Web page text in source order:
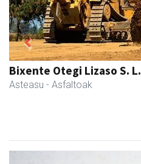
Bixente Otegi Lizaso S. L.
Asteasu - Asfaltoak
Previous